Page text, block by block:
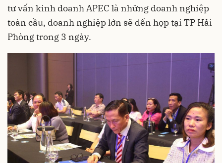
tư vấn kinh doanh APEC là những doanh nghiệp
toàn cầu, doanh nghiệp lớn sẽ đến họp tại TP Hải
Phòng trong 3 ngày.